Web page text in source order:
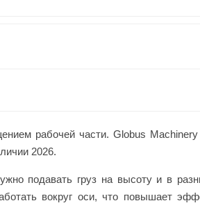
рабочей части. Globus
2026.
подавать груз на высоту и в
вокруг оси, что повышает